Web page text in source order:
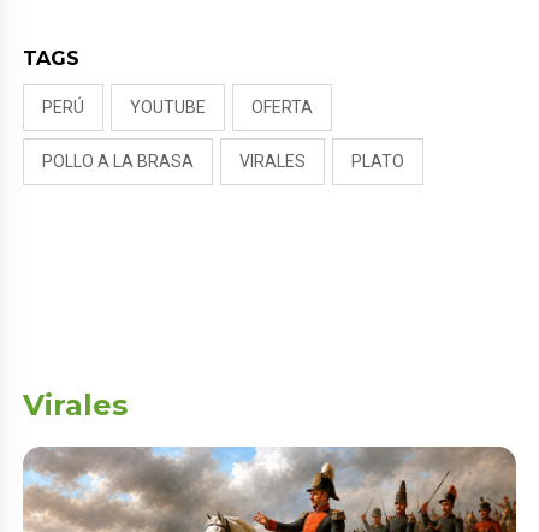
TAGS
PERÚ YOUTUBE OFERTA
POLLO A LA BRASA VIRALES PLATO
Virales